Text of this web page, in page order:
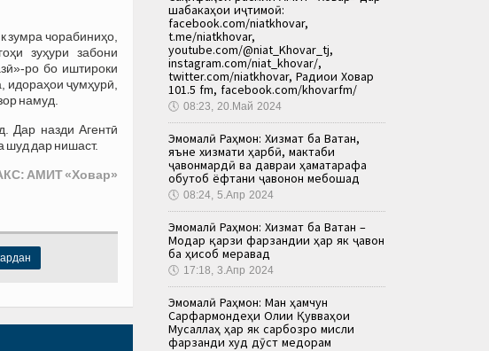
зумра чорабиниҳо,
зуҳури забони
ро бо иштироки
идораҳои ҷумҳурӣ,
намуд.
Дар назди Агентӣ
шуд дар нишаст.
АМИТ «Ховар»
шабакаҳои иҷтимоӣ:
facebook.com/niatkhovar,
t.me/niatkhovar,
youtube.com/@niat_Khovar_tj,
instagram.com/niat_khovar/,
twitter.com/niatkhovar, Радиои Ховар
101.5 fm, facebook.com/khovarfm/
🕔 08:23, 20.Май 2024
Эмомалӣ Раҳмон: Хизмат ба Ватан,
яъне хизмати ҳарбӣ, мактаби
ҷавонмардӣ ва давраи ҳаматарафа
обутоб ёфтани ҷавонон мебошад
🕔 08:24, 5.Апр 2024
Эмомалӣ Раҳмон: Хизмат ба Ватан –
Модар қарзи фарзандии ҳар як ҷавон
ба ҳисоб меравад
🕔 17:18, 3.Апр 2024
Эмомалӣ Раҳмон: Ман ҳамчун
Сарфармондеҳи Олии Қувваҳои
Мусаллаҳ ҳар як сарбозро мисли
фарзанди худ дӯст медорам